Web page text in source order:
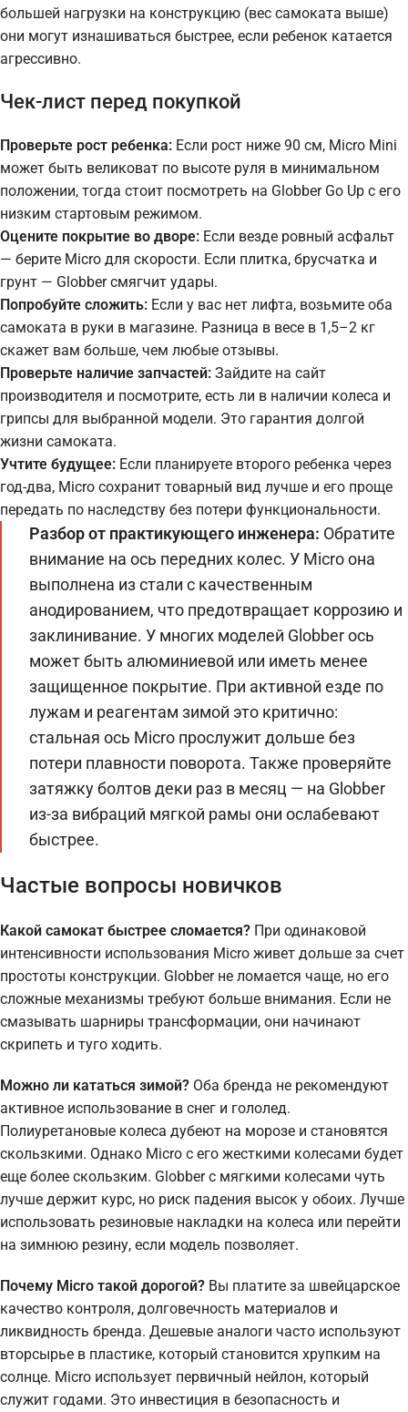
большей нагрузки на конструкцию (вес самоката выше)
они могут изнашиваться быстрее, если ребенок катается
агрессивно.
Чек-лист перед покупкой
Проверьте рост ребенка: Если рост ниже 90 см, Micro Mini
может быть великоват по высоте руля в минимальном
положении, тогда стоит посмотреть на Globber Go Up с его
низким стартовым режимом.
Оцените покрытие во дворе: Если везде ровный асфальт
— берите Micro для скорости. Если плитка, брусчатка и
грунт — Globber смягчит удары.
Попробуйте сложить: Если у вас нет лифта, возьмите оба
самоката в руки в магазине. Разница в весе в 1,5–2 кг
скажет вам больше, чем любые отзывы.
Проверьте наличие запчастей: Зайдите на сайт
производителя и посмотрите, есть ли в наличии колеса и
грипсы для выбранной модели. Это гарантия долгой
жизни самоката.
Учтите будущее: Если планируете второго ребенка через
год-два, Micro сохранит товарный вид лучше и его проще
передать по наследству без потери функциональности.
Разбор от практикующего инженера: Обратите
внимание на ось передних колес. У Micro она
выполнена из стали с качественным
анодированием, что предотвращает коррозию и
заклинивание. У многих моделей Globber ось
может быть алюминиевой или иметь менее
защищенное покрытие. При активной езде по
лужам и реагентам зимой это критично:
стальная ось Micro прослужит дольше без
потери плавности поворота. Также проверяйте
затяжку болтов деки раз в месяц — на Globber
из-за вибраций мягкой рамы они ослабевают
быстрее.
Частые вопросы новичков
Какой самокат быстрее сломается? При одинаковой
интенсивности использования Micro живет дольше за счет
простоты конструкции. Globber не ломается чаще, но его
сложные механизмы требуют больше внимания. Если не
смазывать шарниры трансформации, они начинают
скрипеть и туго ходить.
Можно ли кататься зимой? Оба бренда не рекомендуют
активное использование в снег и гололед.
Полиуретановые колеса дубеют на морозе и становятся
скользкими. Однако Micro с его жесткими колесами будет
еще более скользким. Globber с мягкими колесами чуть
лучше держит курс, но риск падения высок у обоих. Лучше
использовать резиновые накладки на колеса или перейти
на зимнюю резину, если модель позволяет.
Почему Micro такой дорогой? Вы платите за швейцарское
качество контроля, долговечность материалов и
ликвидность бренда. Дешевые аналоги часто используют
вторсырье в пластике, который становится хрупким на
солнце. Micro использует первичный нейлон, который
служит годами. Это инвестиция в безопасность и